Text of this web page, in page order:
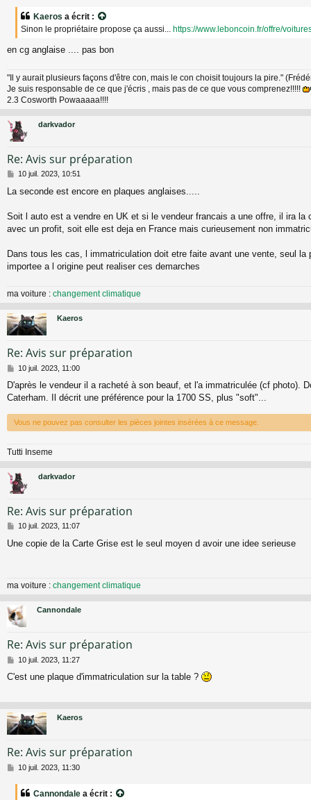
e
Kaeros a écrit :
Sinon le propriétaire propose ça aussi... https://www.leboncoin.fr/offre/
en cg anglaise .... pas bon
"Il y aurait plusieurs façons d'être con, mais le con choisit toujours la pire."
Je suis responsable de ce que j'écris , mais pas de ce que vous comprenez!!!!!
2.3 Cosworth Powaaaaa!!!!
darkvador
Re: Avis sur préparation
M
s
a
g
10 juil. 2023, 10:51
La seconde est encore en plaques anglaises.....
Soit l auto est a vendre en UK et si le vendeur francais a une offre, il ira la
avec un profit, soit elle est deja en France mais curieusement non
Dans tous les cas, l immatriculation doit etre faite avant une vente, seul la
importee a l origine peut realiser ces demarches
ma voiture : changement climatique
Kaeros
Re: Avis sur préparation
M
s
s
g
e
10 juil. 2023, 11:00
D'après le vendeur il a racheté à son beauf, et l'a immatriculée (cf photo).
Caterham. Il décrit une préférence pour la 1700 SS, plus "soft"...
Vous ne pouvez pas consulter les pièces jointes insérées à ce message.
Tutti Inseme
darkvador
Re: Avis sur préparation
M
s
e
10 juil. 2023, 11:07
Une copie de la Carte Grise est le seul moyen d avoir une idee serieuse
ma voiture : changement climatique
Cannondale
Re: Avis sur préparation
M
s
g
e
10 juil. 2023, 11:27
C'est une plaque d'immatriculation sur la table ?
Kaeros
Re: Avis sur préparation
M10 juil. 2023, 11:30
Cannondale a écrit :